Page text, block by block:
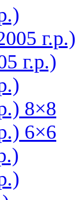
г.р.)
г.р.)
8×8
6×6